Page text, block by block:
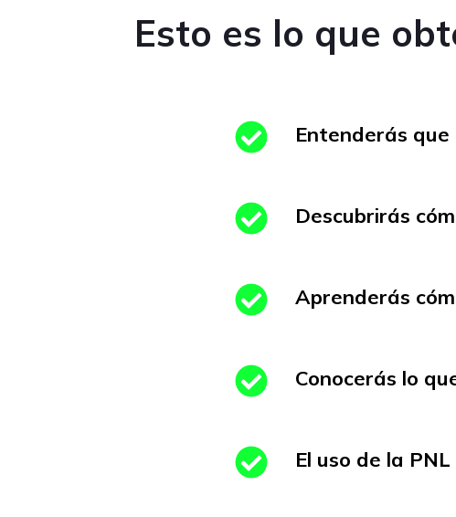
Esto es lo que
Entenderás que
Descubrirás
Aprenderás
Conocerás lo
El uso de la